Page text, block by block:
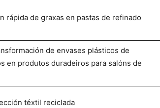
rápida de graxas en pastas de refinado
de envases plásticos de
en produtos duradeiros para salóns de
téxtil reciclada